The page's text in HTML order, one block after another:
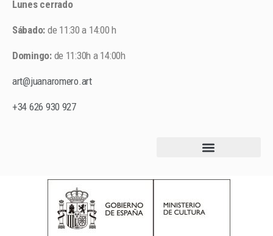
Lunes cerrado
Sábado: de 11:30 a 14:00 h
Domingo:de 11:30h a 14:00h
art@juanaromero.art
+34 626 930 927